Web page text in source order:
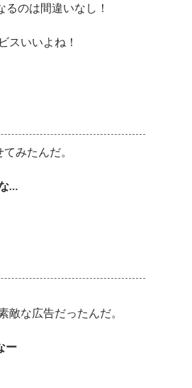
のは間違いなし！
スいいよね！
みたんだ。
…
な広告だったんだ。
ー